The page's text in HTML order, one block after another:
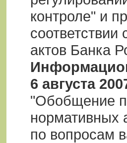
контроле" и
актов Банка
6 августа
"Обобщение
нормативных
по вопросам